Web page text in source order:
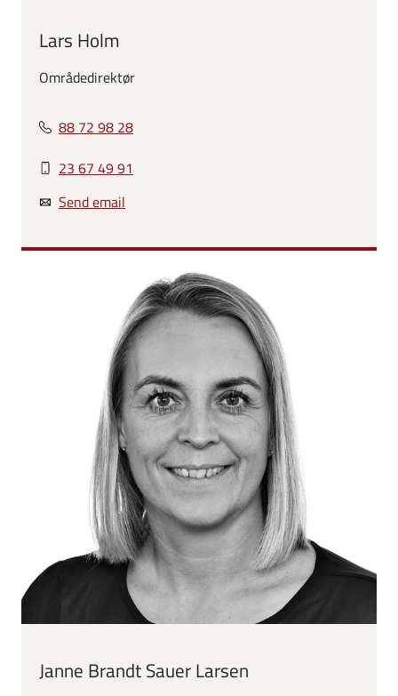
Lars Holm
Områdedirektør
88 72 98 28
23 67 49 91
Send email
Janne Brandt Sauer Larsen